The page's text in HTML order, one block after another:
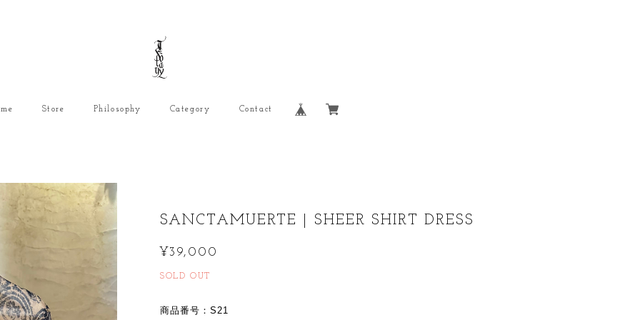
Store Philosophy Category Contact
SANCTAMUERTE | SHEER SHIRT DRESS
¥39,000
SOLD OUT
商品番号：S21